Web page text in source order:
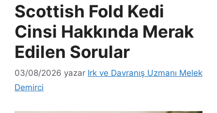
Scottish Fold Kedi
Cinsi Hakkında Merak
Edilen Sorular
03/08/2026 yazar Irk ve Davranış Uzmanı Melek
Demirci